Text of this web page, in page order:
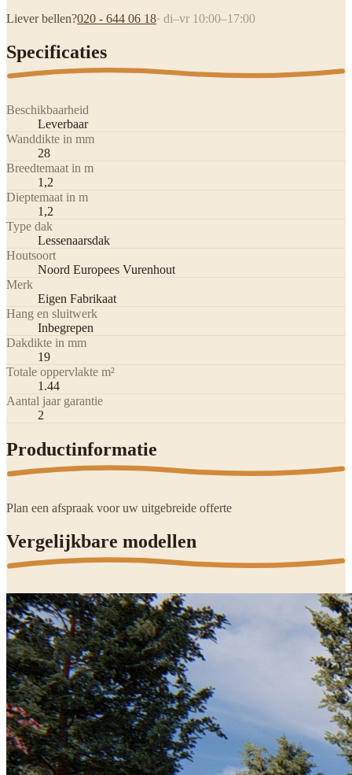
Liever bellen?020 - 644 06 18· di–vr 10:00–17:00
Specificaties
Beschikbaarheid
Leverbaar
Wanddikte in mm
28
Breedtemaat in m
1,2
Dieptemaat in m
1,2
Type dak
Lessenaarsdak
Houtsoort
Noord Europees Vurenhout
Merk
Eigen Fabrikaat
Hang en sluitwerk
Inbegrepen
Dakdikte in mm
19
Totale oppervlakte m²
1.44
Aantal jaar garantie
2
Productinformatie
Plan een afspraak voor uw uitgebreide offerte
Vergelijkbare modellen